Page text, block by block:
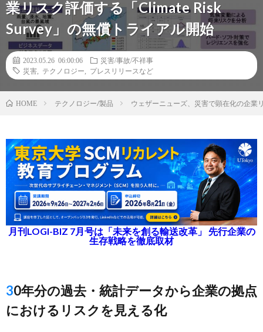
業リスク評価する「Climate Risk
Survey」の無償トライアル開始
2023.05.26 06:00:06
災害/事故/不祥事
災害
テクノロジー プレスリリースなど
HOME テクノロジー/製品 ウェザーニューズ、災害で顕在化の企業
月刊LOGI-BIZ 7月号は「未来を創る輸送改革」 先行企業の
生存戦略を徹底取材
30年分の過去・統計データから企業の拠点
におけるリスクを見える化